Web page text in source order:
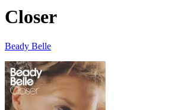
Closer
Beady Belle